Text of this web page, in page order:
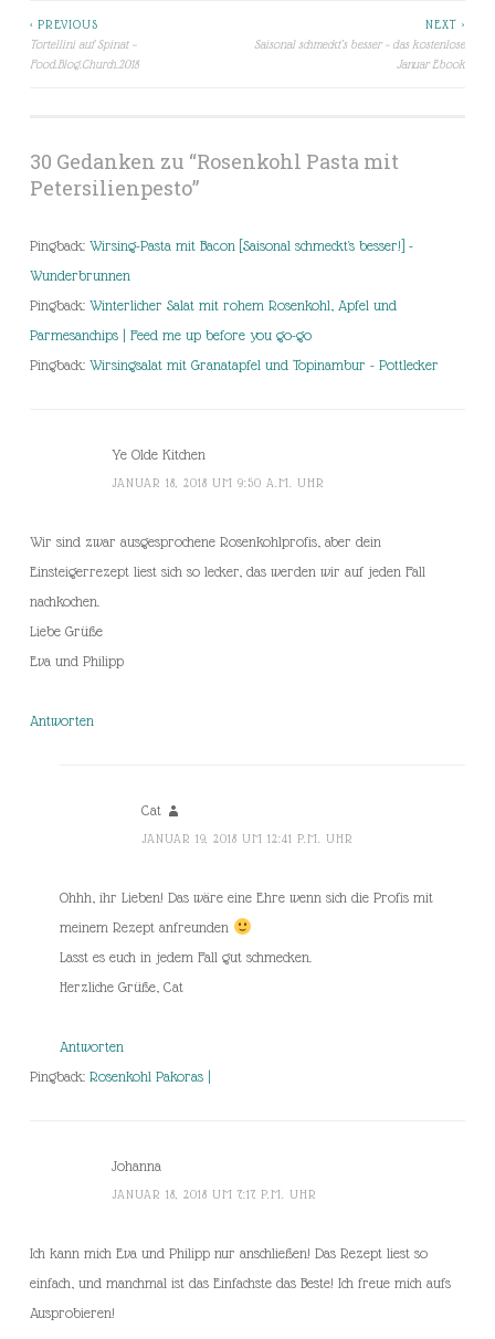
Beitragsnavigation
< PREVIOUS
Tortellini auf Spinat –
Food.Blog.Church.2018
NEXT >
Saisonal schmeckt’s besser – das kostenlose
Januar Ebook
30 Gedanken zu “Rosenkohl Pasta mit
Petersilienpesto”
Pingback: Wirsing-Pasta mit Bacon [Saisonal schmeckt's besser!] -
Wunderbrunnen
Pingback: Winterlicher Salat mit rohem Rosenkohl, Apfel und
Parmesanchips | Feed me up before you go-go
Pingback: Wirsingsalat mit Granatapfel und Topinambur - Pottlecker
Ye Olde Kitchen
JANUAR 18, 2018 UM 9:50 A.M. UHR
Wir sind zwar ausgesprochene Rosenkohlprofis, aber dein
Einsteigerrezept liest sich so lecker, das werden wir auf jeden Fall
nachkochen.
Liebe Grüße
Eva und Philipp
Antworten
Cat
JANUAR 19, 2018 UM 12:41 P.M. UHR
Ohhh, ihr Lieben! Das wäre eine Ehre wenn sich die Profis mit
meinem Rezept anfreunden
Lasst es euch in jedem Fall gut schmecken.
Herzliche Grüße, Cat
Antworten
Pingback: Rosenkohl Pakoras |
Johanna
JANUAR 18, 2018 UM 7:17 P.M. UHR
Ich kann mich Eva und Philipp nur anschließen! Das Rezept liest so
einfach, und manchmal ist das Einfachste das Beste! Ich freue mich aufs
Ausprobieren!